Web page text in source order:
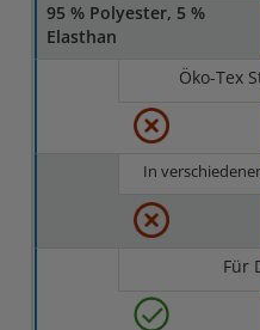
95 % Polyester, 5 %
Elasthan
Öko-Tex
In
Für